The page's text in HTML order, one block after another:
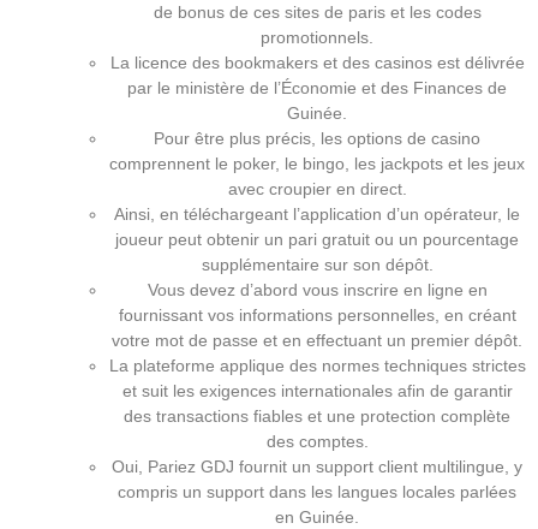
de bonus de ces sites de paris et les codes
promotionnels.
La licence des bookmakers et des casinos est délivrée
par le ministère de l’Économie et des Finances de
Guinée.
Pour être plus précis, les options de casino
comprennent le poker, le bingo, les jackpots et les jeux
avec croupier en direct.
Ainsi, en téléchargeant l’application d’un opérateur, le
joueur peut obtenir un pari gratuit ou un pourcentage
supplémentaire sur son dépôt.
Vous devez d’abord vous inscrire en ligne en
fournissant vos informations personnelles, en créant
votre mot de passe et en effectuant un premier dépôt.
La plateforme applique des normes techniques strictes
et suit les exigences internationales afin de garantir
des transactions fiables et une protection complète
des comptes.
Oui, Pariez GDJ fournit un support client multilingue, y
compris un support dans les langues locales parlées
en Guinée.